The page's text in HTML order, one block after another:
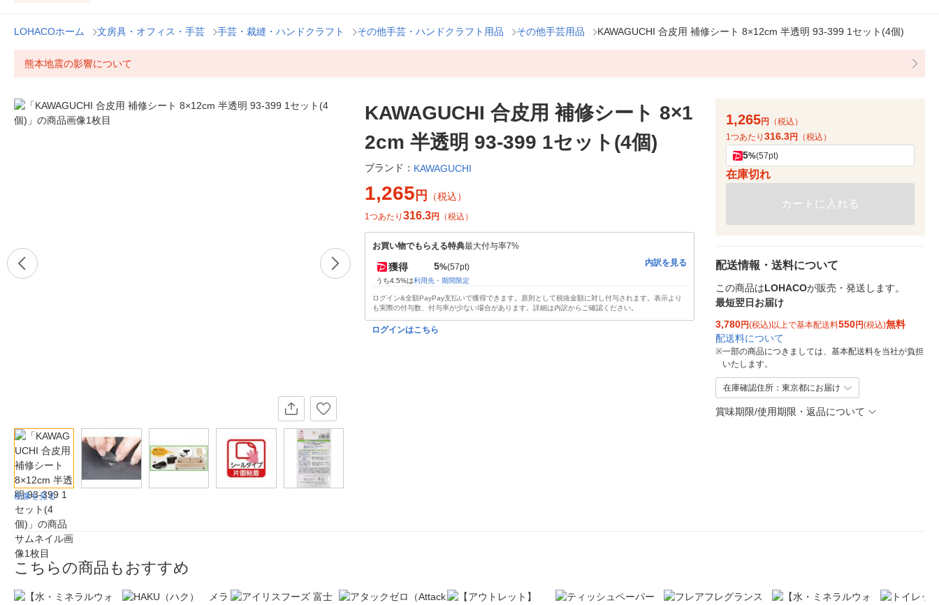
LOHACOホーム 文房具・オフィス・手芸 手芸・裁縫・ハンドクラフト その他手芸・ハンドクラフト用品 その他手芸用品 KAWAGUCHI 合皮用 補修シート 8×12cm 半透明 93-399 1セット(4個)
熊本地震の影響について
画像を見る
KAWAGUCHI 合皮用 補修シート 8×1
2cm 半透明 93-399 1セット(4個)
ブランド： KAWAGUCHI
1,265 円 （税込）
1つあたり 316.3円 （税込）
お買い物でもらえる特典最大付与率7%
獲得 5%(57pt)
うち4.5%は利用先・期間限定
内訳を見る
ログイン&全額PayPay支払いで獲得できます。原則として税抜金額に対し付与されます。表示より
も実際の付与数、付与率が少ない場合があります。詳細は内訳からご確認ください。
ログインはこちら
1,265円
（税込）
1つあたり 316.3円 （税込）
5%(57pt)
在庫切れ
カートに入れる
配送情報・送料について
この商品はLOHACOが販売・発送します。
最短翌日お届け
3,780円(税込)以上で基本配送料550円(税込)無料
配送料について
※一部の商品につきましては、基本配送料を当社が負担
いたします。
在庫確認住所：東京都にお届け
賞味期限/使用期限・返品について
こちらの商品もおすすめ